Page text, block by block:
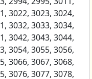
3022, 3023, 3024,
3032, 3033, 3034,
3042, 3043, 3044,
3054, 3055, 3056,
3066, 3067, 3068,
3076, 3077, 3078,